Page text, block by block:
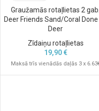
Graužamās rotaļlietas 2 gab.
Deer Friends Sand/Coral
Deer
Zīdaiņu rotaļlietas
19,90€
Maksā trīs vienādās daļās 3 x